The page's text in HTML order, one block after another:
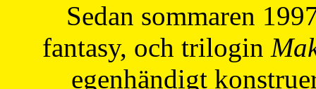
Sedan sommaren
fantasy, och trilogin
egenhändigt